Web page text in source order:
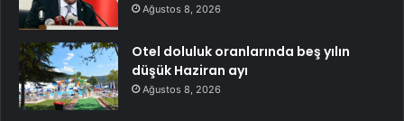
Ağustos 8, 2026
Otel doluluk oranlarında beş yılın
düşük Haziran ayı
Ağustos 8, 2026